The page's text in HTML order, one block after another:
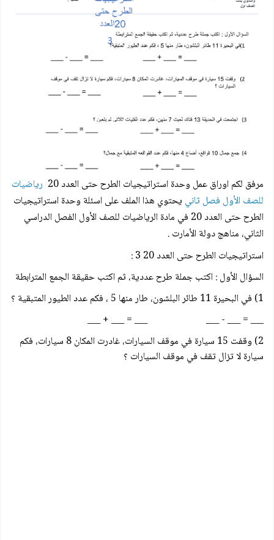
مرفق لكم اوراق عمل وحدة استراتيجيات الطرح حتى العدد 20
رياضيات
للصف الأول فصل ثاني يحتوي هذا الملف على اسئلة وحدة استراتيجيات
الطرح حتى العدد 20
في مادة الرياضيات للصف الأول الفصل الدراسي
الثاني، مناهج دولة الأمارت .
استراتيجيات الطرح حتى العدد 20 3 :
السؤال الأول : اكتب جملة طرح عددية، ثم اكتب حقيقة الجمع المترابطة
1) في البحيرة 11 طائر البلشون، طار منها 5 ، فكم عدد الطيور المتبقية ؟
___ = ___ - ___ ___ = ___ + ___
2) وقفت 15 سيارة في موقف السيارات، غادرت المكان 8 سيارات، فكم
سيارة لا تزال تقف في موقف السيارات ؟